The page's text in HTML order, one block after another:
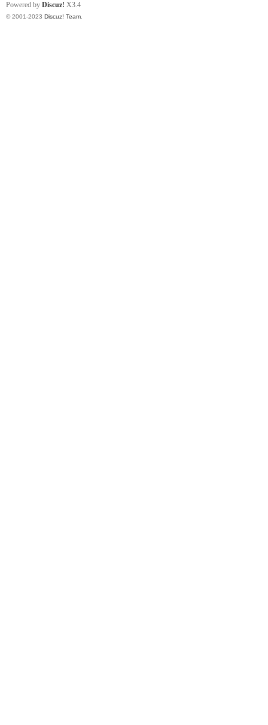
Powered by Discuz! X3.4
© 2001-2023 Discuz! Team